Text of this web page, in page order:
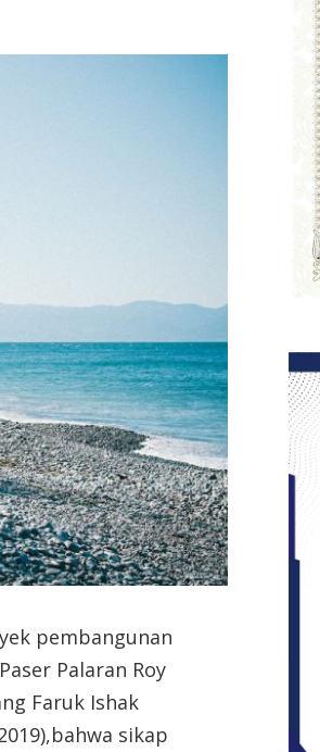
pembangunan
Palaran Roy
Faruk Ishak
sikap